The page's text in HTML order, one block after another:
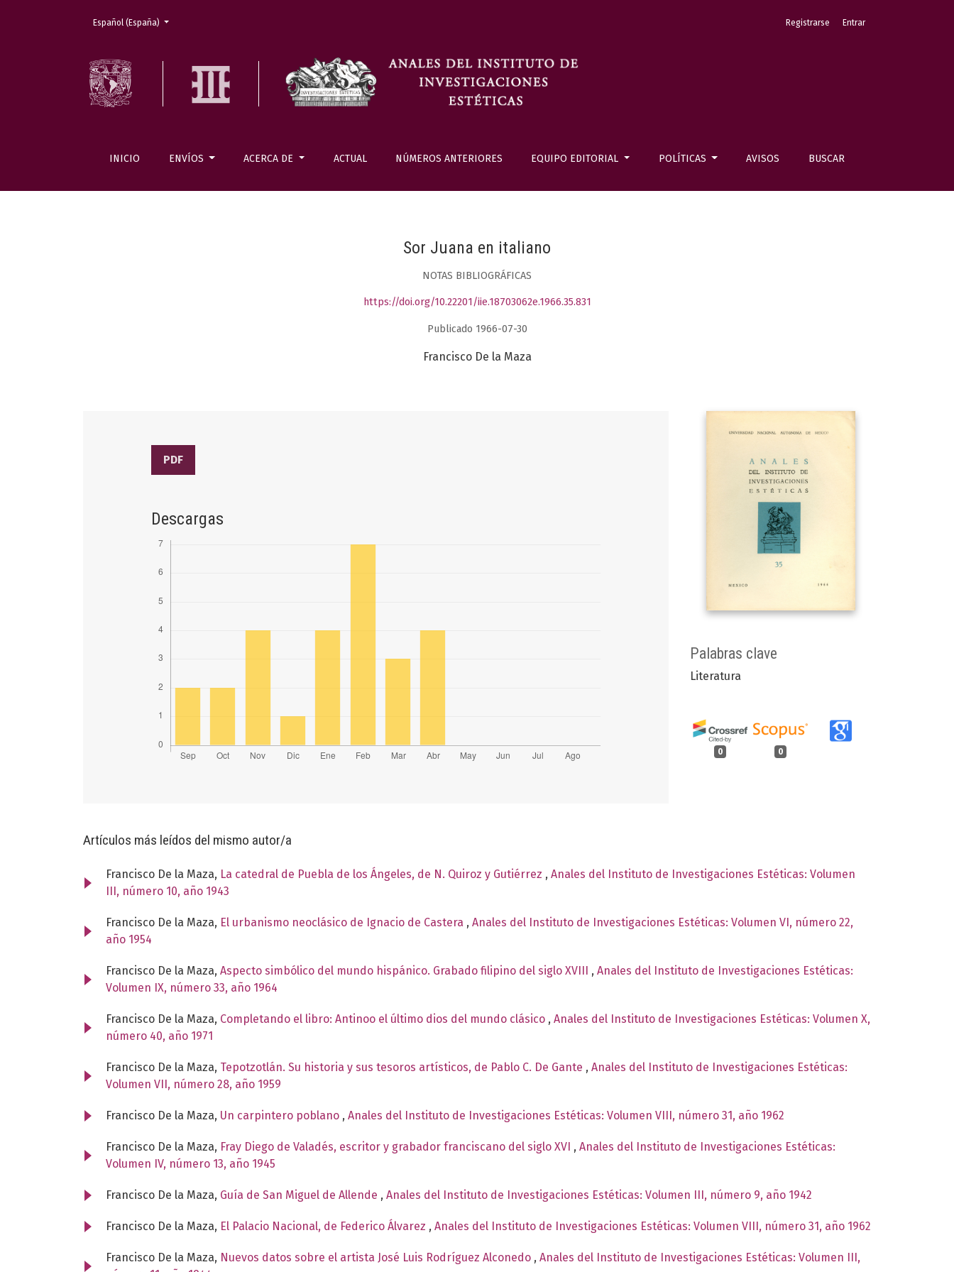
INICIO ENVÍOS ACERCA DE ACTUAL NÚMEROS ANTERIORES EQUIPO EDITORIAL POLÍTICAS AVISOS BUSCAR
Registrarse Entrar
Cambiar el idioma. El actual es:
Español (España)
Sor Juana en italiano
NOTAS BIBLIOGRÁFICAS
https://doi.org/10.22201/iie.18703062e.1966.35.831
Publicado 1966-07-30
Francisco De la Maza
Palabras clave
Literatura
0 0
PDF
Descargas
Artículos más leídos del mismo autor/a
Francisco De la Maza, La catedral de Puebla de los Ángeles, de N. Quiroz y Gutiérrez , Anales del Instituto de Investigaciones Estéticas: Volumen
III, número 10, año 1943
Francisco De la Maza, El urbanismo neoclásico de Ignacio de Castera , Anales del Instituto de Investigaciones Estéticas: Volumen VI, número 22,
año 1954
Francisco De la Maza, Aspecto simbólico del mundo hispánico. Grabado filipino del siglo XVIII , Anales del Instituto de Investigaciones Estéticas:
Volumen IX, número 33, año 1964
Francisco De la Maza, Completando el libro: Antinoo el último dios del mundo clásico , Anales del Instituto de Investigaciones Estéticas: Volumen X,
número 40, año 1971
Francisco De la Maza, Tepotzotlán. Su historia y sus tesoros artísticos, de Pablo C. De Gante , Anales del Instituto de Investigaciones Estéticas:
Volumen VII, número 28, año 1959
Francisco De la Maza, Un carpintero poblano , Anales del Instituto de Investigaciones Estéticas: Volumen VIII, número 31, año 1962
Francisco De la Maza, Fray Diego de Valadés, escritor y grabador franciscano del siglo XVI , Anales del Instituto de Investigaciones Estéticas:
Volumen IV, número 13, año 1945
Francisco De la Maza, Guía de San Miguel de Allende , Anales del Instituto de Investigaciones Estéticas: Volumen III, número 9, año 1942
Francisco De la Maza, El Palacio Nacional, de Federico Álvarez , Anales del Instituto de Investigaciones Estéticas: Volumen VIII, número 31, año 1962
Francisco De la Maza, Nuevos datos sobre el artista José Luis Rodríguez Alconedo , Anales del Instituto de Investigaciones Estéticas: Volumen III,